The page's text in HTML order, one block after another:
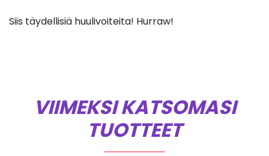
Siis täydellisiä huulivoiteita! Hurraw!
VIIMEKSI KATSOMASI
TUOTTEET